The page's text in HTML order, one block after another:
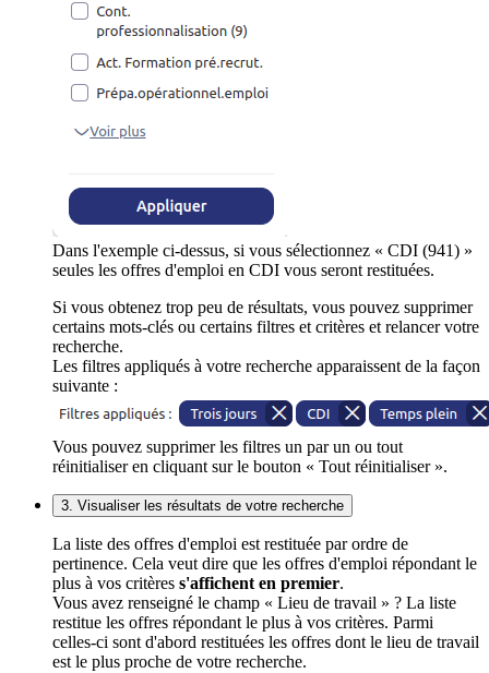
Dans l'exemple ci-dessus, si vous sélectionnez « CDI (941) »
seules les offres d'emploi en CDI vous seront restituées.
Si vous obtenez trop peu de résultats, vous pouvez supprimer
certains mots-clés ou certains filtres et critères et relancer votre
recherche.
Les filtres appliqués à votre recherche apparaissent de la façon
suivante :
Vous pouvez supprimer les filtres un par un ou tout
réinitialiser en cliquant sur le bouton « Tout réinitialiser ».
3. Visualiser les résultats de votre recherche
La liste des offres d'emploi est restituée par ordre de
pertinence. Cela veut dire que les offres d'emploi répondant le
plus à vos critères s'affichent en premier.
Vous avez renseigné le champ « Lieu de travail » ? La liste
restitue les offres répondant le plus à vos critères. Parmi
celles-ci sont d'abord restituées les offres dont le lieu de travail
est le plus proche de votre recherche.